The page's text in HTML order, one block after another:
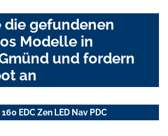
die gefundenen
Modelle in
und fordern
an
EDC Zen LED Nav PDC